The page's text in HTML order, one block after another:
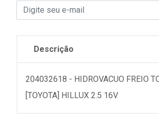
Descrição
204032618 - HIDROVACUO FREIO
[TOYOTA] HILLUX 2.5 16V